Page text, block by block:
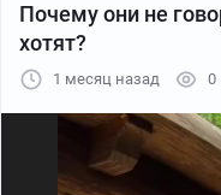
Почему они не
хотят?
1 месяц назад 0